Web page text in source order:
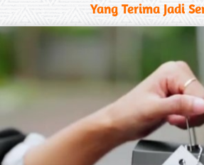
Yang Terima Jadi